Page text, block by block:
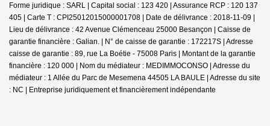
Forme juridique : SARL | Capital social : 123 420 | Assurance RCP : 120 137
405 | Carte T : CPI25012015000001708 | Date de délivrance : 2018-11-09 |
Lieu de délivrance : 42 Avenue Clémenceau 25000 Besançon | Caisse de
garantie financière : Galian. | N° de caisse de garantie : 172217S | Adresse
caisse de garantie : 89, rue La Boétie - 75008 Paris | Montant de la garantie
financière : 120 000 | Nom du médiateur : MEDIMMOCONSO | Adresse du
médiateur : 1 Allée du Parc de Mesemena 44505 LA BAULE | Adresse du site
: NC | Entreprise juridiquement et financièrement indépendante